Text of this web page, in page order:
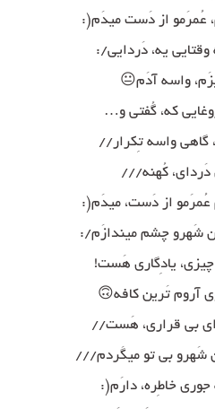
عُمرَمو از دَست میدَم(:
وقتایی یه، دَردایی/:
واسه آدَم😐
که، گُفتی و…
گاهی واسه تِکرار//
دَردای، کُهنه///
عُمرَمو از دَست، میدَم(:
شَهرو چشم میندازَم/:
چیزی، یادِگاری هَست!
آروم تَرین کافه🙃
بی قراری، هَست//
شَهرو بی تو میگَردم///
جوری خاطِره، دارَم(: